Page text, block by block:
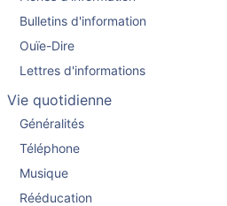
Bulletins d'information
Ouïe-Dire
Lettres d'informations
Vie quotidienne
Généralités
Téléphone
Musique
Rééducation